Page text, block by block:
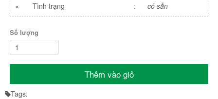
»
Tình trạng : có sẳn
Số lượng
Thêm vào giỏ
Tags: